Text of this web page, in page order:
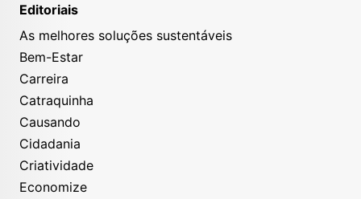
Editoriais
As melhores soluções sustentáveis
Bem-Estar
Carreira
Catraquinha
Causando
Cidadania
Criatividade
Economize